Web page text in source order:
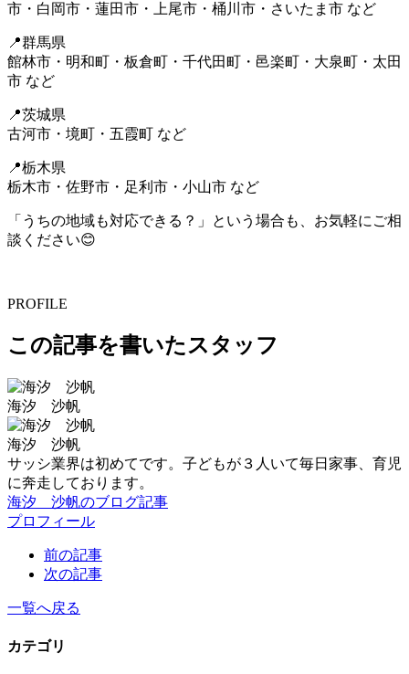
市・白岡市・蓮田市・上尾市・桶川市・さいたま市 など
📍群馬県
館林市・明和町・板倉町・千代田町・邑楽町・大泉町・太田
市 など
📍茨城県
古河市・境町・五霞町 など
📍栃木県
栃木市・佐野市・足利市・小山市 など
「うちの地域も対応できる？」という場合も、お気軽にご相
談ください😊
PROFILE
この記事を書いたスタッフ
海汐 沙帆
海汐 沙帆
サッシ業界は初めてです。子どもが３人いて毎日家事、育児
に奔走しております。
海汐 沙帆のブログ記事
プロフィール
前の記事
次の記事
一覧へ戻る
カテゴリ